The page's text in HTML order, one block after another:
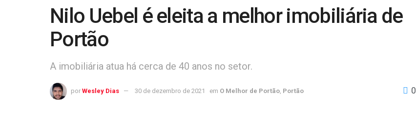
Nilo Uebel é eleita a melhor imobiliária de
Portão
A imobiliária atua há cerca de 40 anos no setor.
por Wesley Dias 30 de dezembro de 2021 em O Melhor de Portão Portão 0